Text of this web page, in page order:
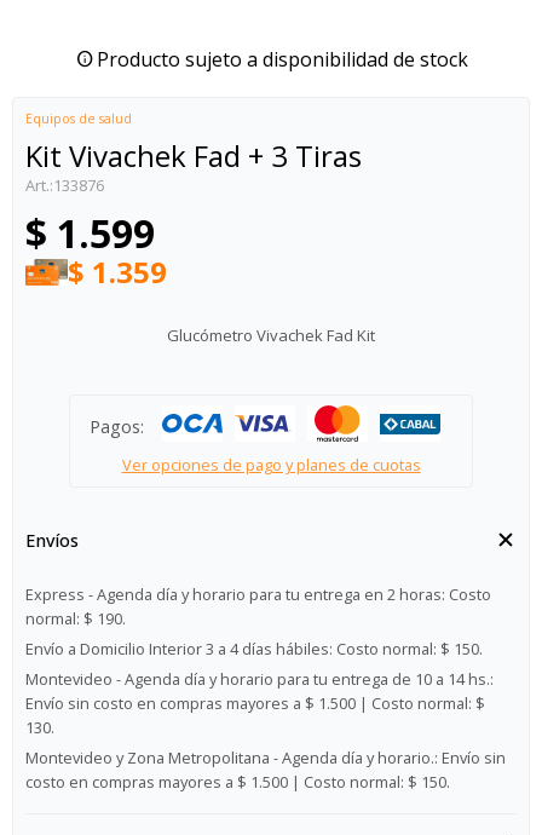
Producto sujeto a disponibilidad de stock
Equipos de salud
Kit Vivachek Fad + 3 Tiras
133876
$ 1.599
$ 1.359
Glucómetro Vivachek Fad Kit
Pagos:
Ver opciones de pago y planes de cuotas
Envíos
Express - Agenda día y horario para tu entrega en 2 horas: Costo
normal: $ 190.
Envío a Domicilio Interior 3 a 4 días hábiles: Costo normal: $ 150.
Montevideo - Agenda día y horario para tu entrega de 10 a 14 hs.:
Envío sin costo en compras mayores a $ 1.500 | Costo normal: $
130.
Montevideo y Zona Metropolitana - Agenda día y horario.: Envío sin
costo en compras mayores a $ 1.500 | Costo normal: $ 150.